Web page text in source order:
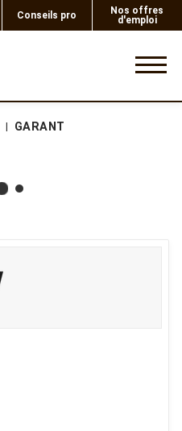
Conseils pro
Nos offres
d'emploi
GARANT